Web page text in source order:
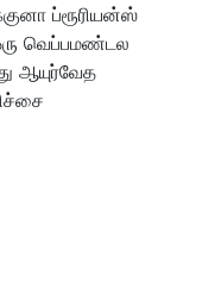
ப்ரூரியன்ஸ்
வெப்பமண்டல
ஆயுர்வேத